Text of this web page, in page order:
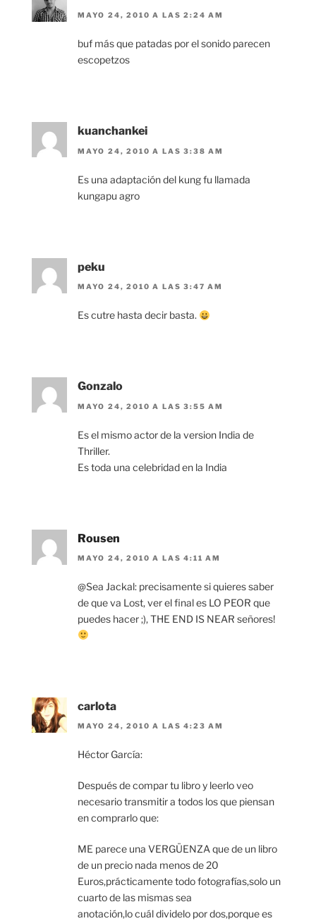
MAYO 24, 2010 A LAS 2:24 AM
buf más que patadas por el sonido parecen
escopetzos
kuanchankei
MAYO 24, 2010 A LAS 3:38 AM
Es una adaptación del kung fu llamada
kungapu agro
peku
MAYO 24, 2010 A LAS 3:47 AM
Es cutre hasta decir basta.
Gonzalo
MAYO 24, 2010 A LAS 3:55 AM
Es el mismo actor de la version India de
Thriller.
Es toda una celebridad en la India
Rousen
MAYO 24, 2010 A LAS 4:11 AM
@Sea Jackal: precisamente si quieres saber
de que va Lost, ver el final es LO PEOR que
puedes hacer ;), THE END IS NEAR señores!
carlota
MAYO 24, 2010 A LAS 4:23 AM
Héctor García:
Después de compar tu libro y leerlo veo
necesario transmitir a todos los que piensan
en comprarlo que:
ME parece una VERGÜENZA que de un libro
de un precio nada menos de 20
Euros,prácticamente todo fotografías,solo un
cuarto de las mismas sea
anotación,lo cuál dividelo por dos,porque es